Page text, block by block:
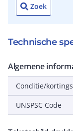
Zoek
Technische
Algemene
Conditie/
UNSPSC Code